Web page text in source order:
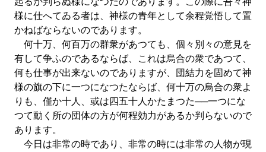
様に仕へてゐる者は、神様の青年として余程覚悟して置
かねばならないのであります。
何十万、何百万の群衆があつても、個々別々の意見を
有して争ふのであるならば、これは烏合の衆であつて、
何も仕事が出来ないのでありますが、団結力を固めて神
様の旗の下に一つになつたならば、何十万の烏合の衆よ
りも、僅か十人、或は四五十人かたまつた──一つにな
つて動く所の団体の方が何程効力があるか判らないので
あります。
今日は非常の時であり、非常の時には非常の人物が現